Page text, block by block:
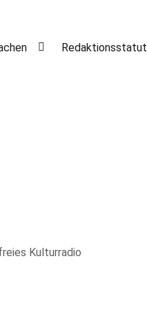
Redaktionsstatut
Kulturradio